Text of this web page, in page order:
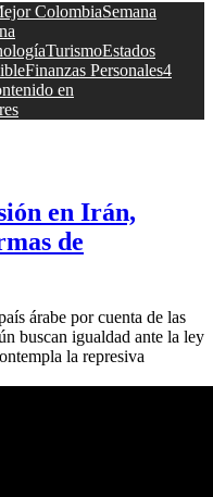
ColombiaSemana
TurismoEstados
Finanzas Personales4
en
en Irán,
de
árabe por cuenta de las
buscan igualdad ante la ley
la represiva